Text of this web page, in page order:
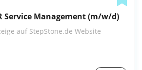
Service Management (m/w/d)
auf StepStone.de Website